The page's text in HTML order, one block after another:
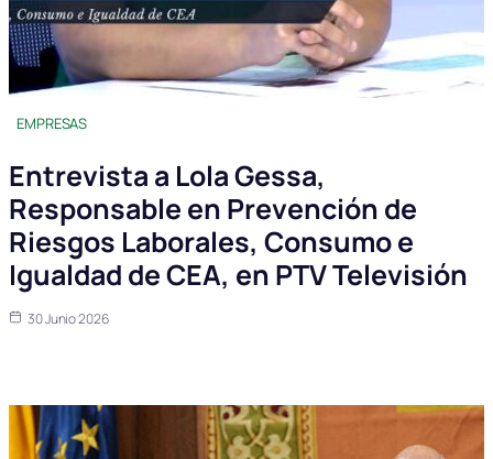
EMPRESAS
Entrevista a Lola Gessa,
Responsable en Prevención de
Riesgos Laborales, Consumo e
Igualdad de CEA, en PTV Televisión
30 Junio 2026